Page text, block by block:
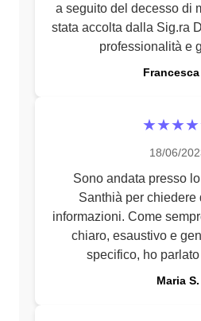
a seguito del decesso di
stata accolta dalla Sig.ra
professionalità e
18/06/
Sono andata presso
Santhià per chiedere
informazioni. Come
chiaro, esaustivo e
specifico, ho
Maria S.